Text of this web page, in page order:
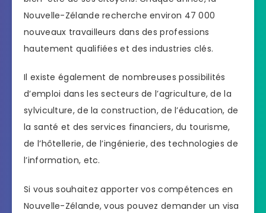
Nouvelle-Zélande recherche environ 47 000
nouveaux travailleurs dans des professions
hautement qualifiées et des industries clés.
Il existe également de nombreuses possibilités
d’emploi dans les secteurs de l’agriculture, de la
sylviculture, de la construction, de l’éducation, de
la santé et des services financiers, du tourisme,
de l’hôtellerie, de l’ingénierie, des technologies de
l’information, etc.
Si vous souhaitez apporter vos compétences en
Nouvelle-Zélande, vous pouvez demander un visa